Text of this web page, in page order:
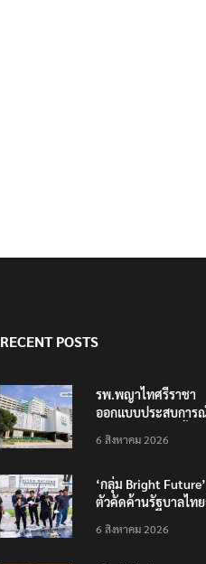
RECENT POSTS
รพ.พญาไทศรีราชา
ออกแบบประสบการ
รองรับอนาคต EEC
6 สิงหาคม 2026
‘กลุ่ม Bright
ตัวคัดค้านรัฐบาลไท
6 สิงหาคม 2026